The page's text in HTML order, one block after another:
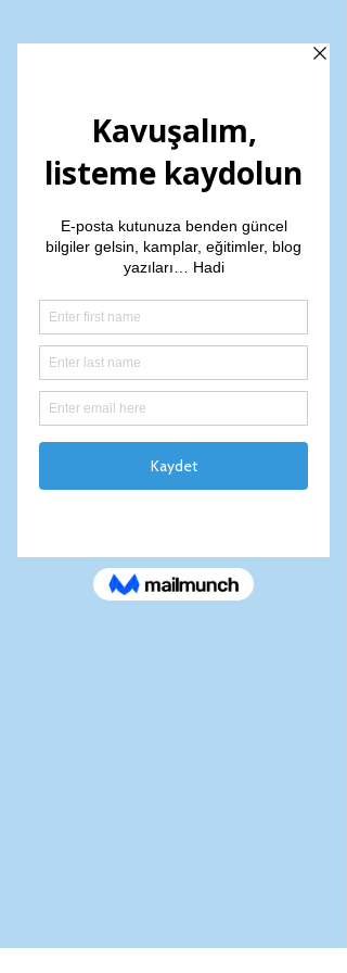
Tantra İlişkiler
Sanatı
Project type
poster
Mey Elbi ve Duygu Özkarabıyık, Tantra ,
ilişkiler sanatı
üzerine düzenlenecek olan kamp ile ilgili